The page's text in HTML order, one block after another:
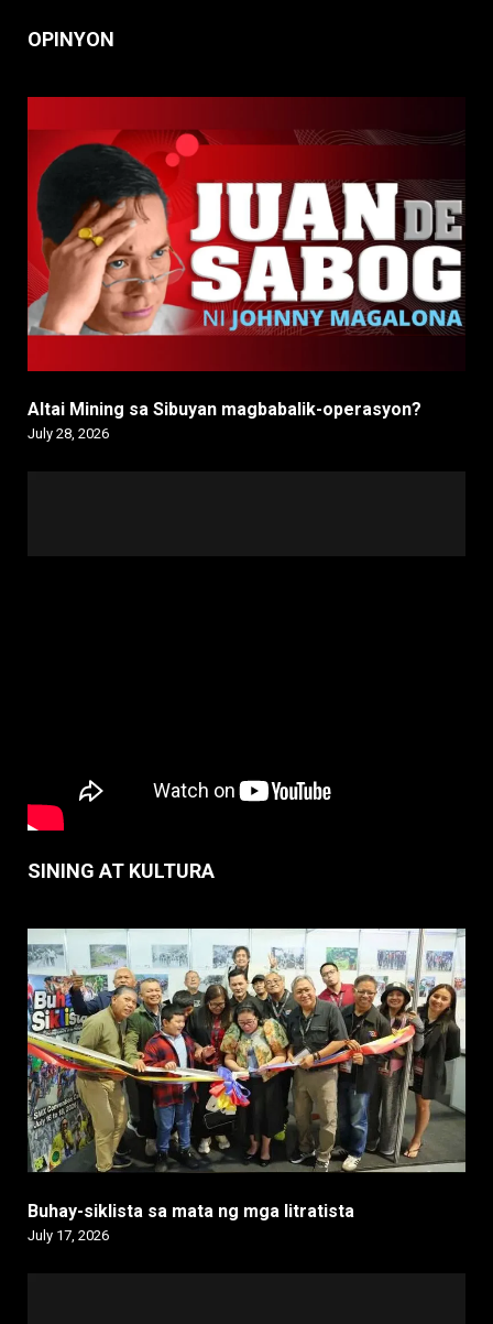
OPINYON
Altai Mining sa Sibuyan magbabalik-operasyon?
July 28, 2026
SINING AT KULTURA
Buhay-siklista sa mata ng mga litratista
July 17, 2026